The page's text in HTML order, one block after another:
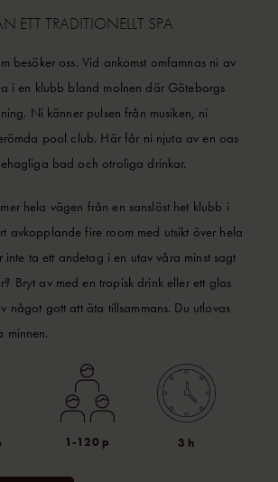
ETT TRADITIONELLT SPA
besöker oss. Vid ankomst omfamnas ni av
i en klubb bland molnen där Göteborgs
Ni känner pulsen från musiken, ni
pool club. Här får ni njuta av en oas
bad och otroliga drinkar.
hela vägen från en sanslöst het klubb i
avkopplande fire room med utsikt över hela
inte ta ett andetag i en utav våra minst sagt
Bryt av med en tropisk drink eller ett glas
något gott att äta tillsammans. Du utlovas
minnen.
1-120 p 3 h